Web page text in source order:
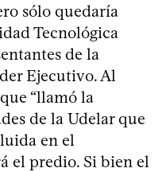
sólo quedaría
Tecnológica
de la
Ejecutivo. Al
“llamó la
de la Udelar que
en el
el predio. Si bien el